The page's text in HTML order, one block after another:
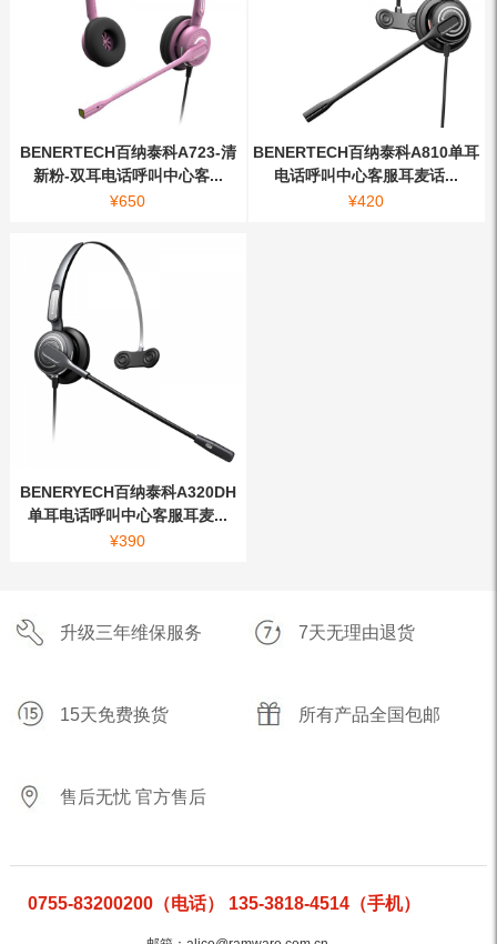
BENERTECH百纳泰科A723-清
新粉-双耳电话呼叫中心客...
¥650
BENERTECH百纳泰科A810单耳
电话呼叫中心客服耳麦话...
¥420
BENERYECH百纳泰科A320DH
单耳电话呼叫中心客服耳麦...
¥390
升级三年维保服务 7天无理由退货
15天免费换货 所有产品全国包邮
售后无忧 官方售后
0755-83200200（电话） 135-3818-4514（手机）